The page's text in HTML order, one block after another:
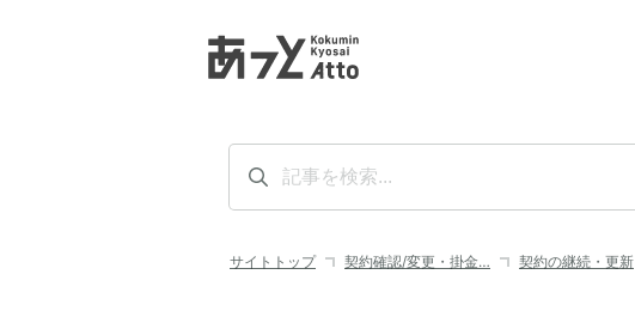
サイトトップ 契約確認/変更・掛金… 契約の継続・更新